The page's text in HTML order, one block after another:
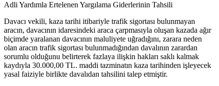
Adli Yardımla Ertelenen Yargılama Giderlerinin Tahsili
Davacı vekili, kaza tarihi itibariyle trafik sigortası bulunmayan
aracın, davacının idaresindeki araca çarpmasıyla oluşan kazada ağır
biçimde yaralanan davacının maluliyete uğradığını, zarara neden
olan aracın trafik sigortası bulunmadığından davalının zarardan
sorumlu olduğunu belirterek fazlaya ilişkin hakları saklı kalmak
kaydıyla 30.000,00 TL. maddi tazminatın kaza tarihinden işleyecek
yasal faiziyle birlikte davalıdan tahsilini talep etmiştir.